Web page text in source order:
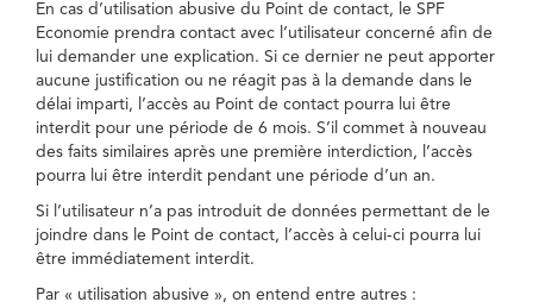
En cas d’utilisation abusive du Point de contact, le SPF
Economie prendra contact avec l’utilisateur concerné afin de
lui demander une explication. Si ce dernier ne peut apporter
aucune justification ou ne réagit pas à la demande dans le
délai imparti, l’accès au Point de contact pourra lui être
interdit pour une période de 6 mois. S’il commet à nouveau
des faits similaires après une première interdiction, l’accès
pourra lui être interdit pendant une période d’un an.
Si l’utilisateur n’a pas introduit de données permettant de le
joindre dans le Point de contact, l’accès à celui-ci pourra lui
être immédiatement interdit.
Par « utilisation abusive », on entend entre autres :